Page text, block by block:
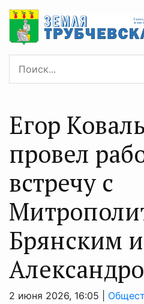
Егор
провел
встречу с
Брянским
2 июня 2026, 16:05 |